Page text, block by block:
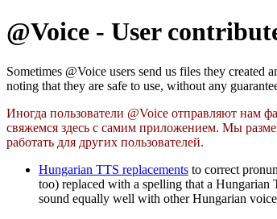
@Voice - User
Sometimes @Voice users send us files they
noting that they are safe to use, without any
Иногда пользователи @Voice отправляют нам
свяжемся здесь с самим приложением. Мы
работать для других пользователей.
Hungarian TTS replacements to correct
too) replaced with a spelling that a
sound equally well with other Hungarian